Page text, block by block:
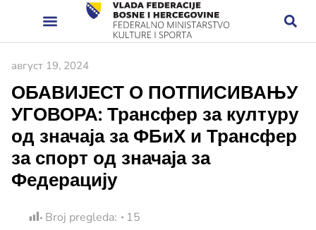
август 19, 2024
ОБАВИЈЕСТ О ПОТПИСИВАЊУ
УГОВОРА: Трансфер за културу
од значаја за ФБиХ и Трансфер
за спорт од значаја за
Федерацију
Broj pregleda: 15